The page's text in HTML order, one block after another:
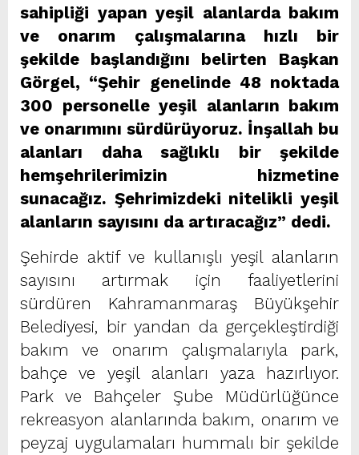
sahipliği yapan yeşil alanlarda bakım
ve onarım çalışmalarına hızlı bir
şekilde başlandığını belirten Başkan
Görgel, “Şehir genelinde 48 noktada
300 personelle yeşil alanların bakım
ve onarımını sürdürüyoruz. İnşallah bu
alanları daha sağlıklı bir şekilde
hemşehrilerimizin hizmetine
sunacağız. Şehrimizdeki nitelikli yeşil
alanların sayısını da artıracağız” dedi.
Şehirde aktif ve kullanışlı yeşil alanların
sayısını artırmak için faaliyetlerini
sürdüren Kahramanmaraş Büyükşehir
Belediyesi, bir yandan da gerçekleştirdiği
bakım ve onarım çalışmalarıyla park,
bahçe ve yeşil alanları yaza hazırlıyor.
Park ve Bahçeler Şube Müdürlüğünce
rekreasyon alanlarında bakım, onarım ve
peyzaj uygulamaları hummalı bir şekilde